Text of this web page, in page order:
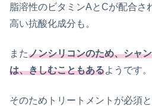
脂溶性のビタミンAとCが配合さ
高い抗酸化成分も。
またノンシリコンのため、シャ
は、きしむこともあるようです。
そのためトリートメントが必須と